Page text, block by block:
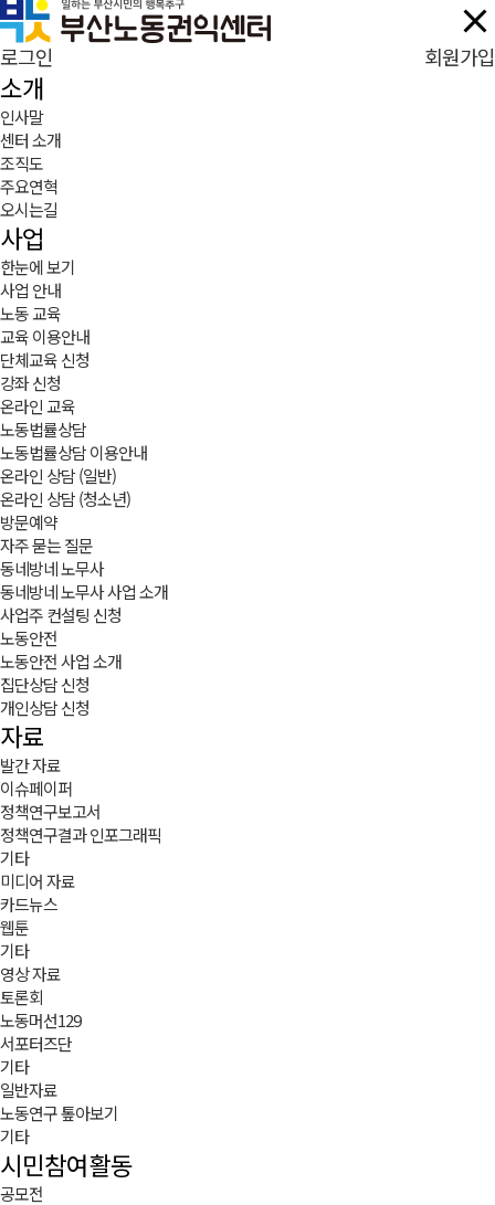
로그인 회원가입
소개
인사말
센터 소개
조직도
주요연혁
오시는길
사업
한눈에 보기
사업 안내
노동 교육
교육 이용안내
단체교육 신청
강좌 신청
온라인 교육
노동법률상담
노동법률상담 이용안내
온라인 상담 (일반)
온라인 상담 (청소년)
방문예약
자주 묻는 질문
동네방네 노무사
동네방네 노무사 사업 소개
사업주 컨설팅 신청
노동안전
노동안전 사업 소개
집단상담 신청
개인상담 신청
자료
발간 자료
이슈페이퍼
정책연구보고서
정책연구결과 인포그래픽
기타
미디어 자료
카드뉴스
웹툰
기타
영상 자료
토론회
노동머선129
서포터즈단
기타
일반자료
노동연구 톺아보기
기타
시민참여활동
공모전